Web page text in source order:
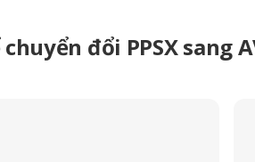
đổi PPSX sang